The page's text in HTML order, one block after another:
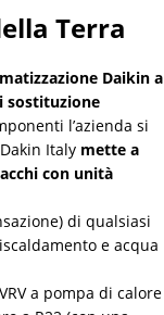
Terra
Daikin a
sostituzione
l’azienda si
Italy mette a
con unità
di qualsiasi
e acqua
a pompa di calore